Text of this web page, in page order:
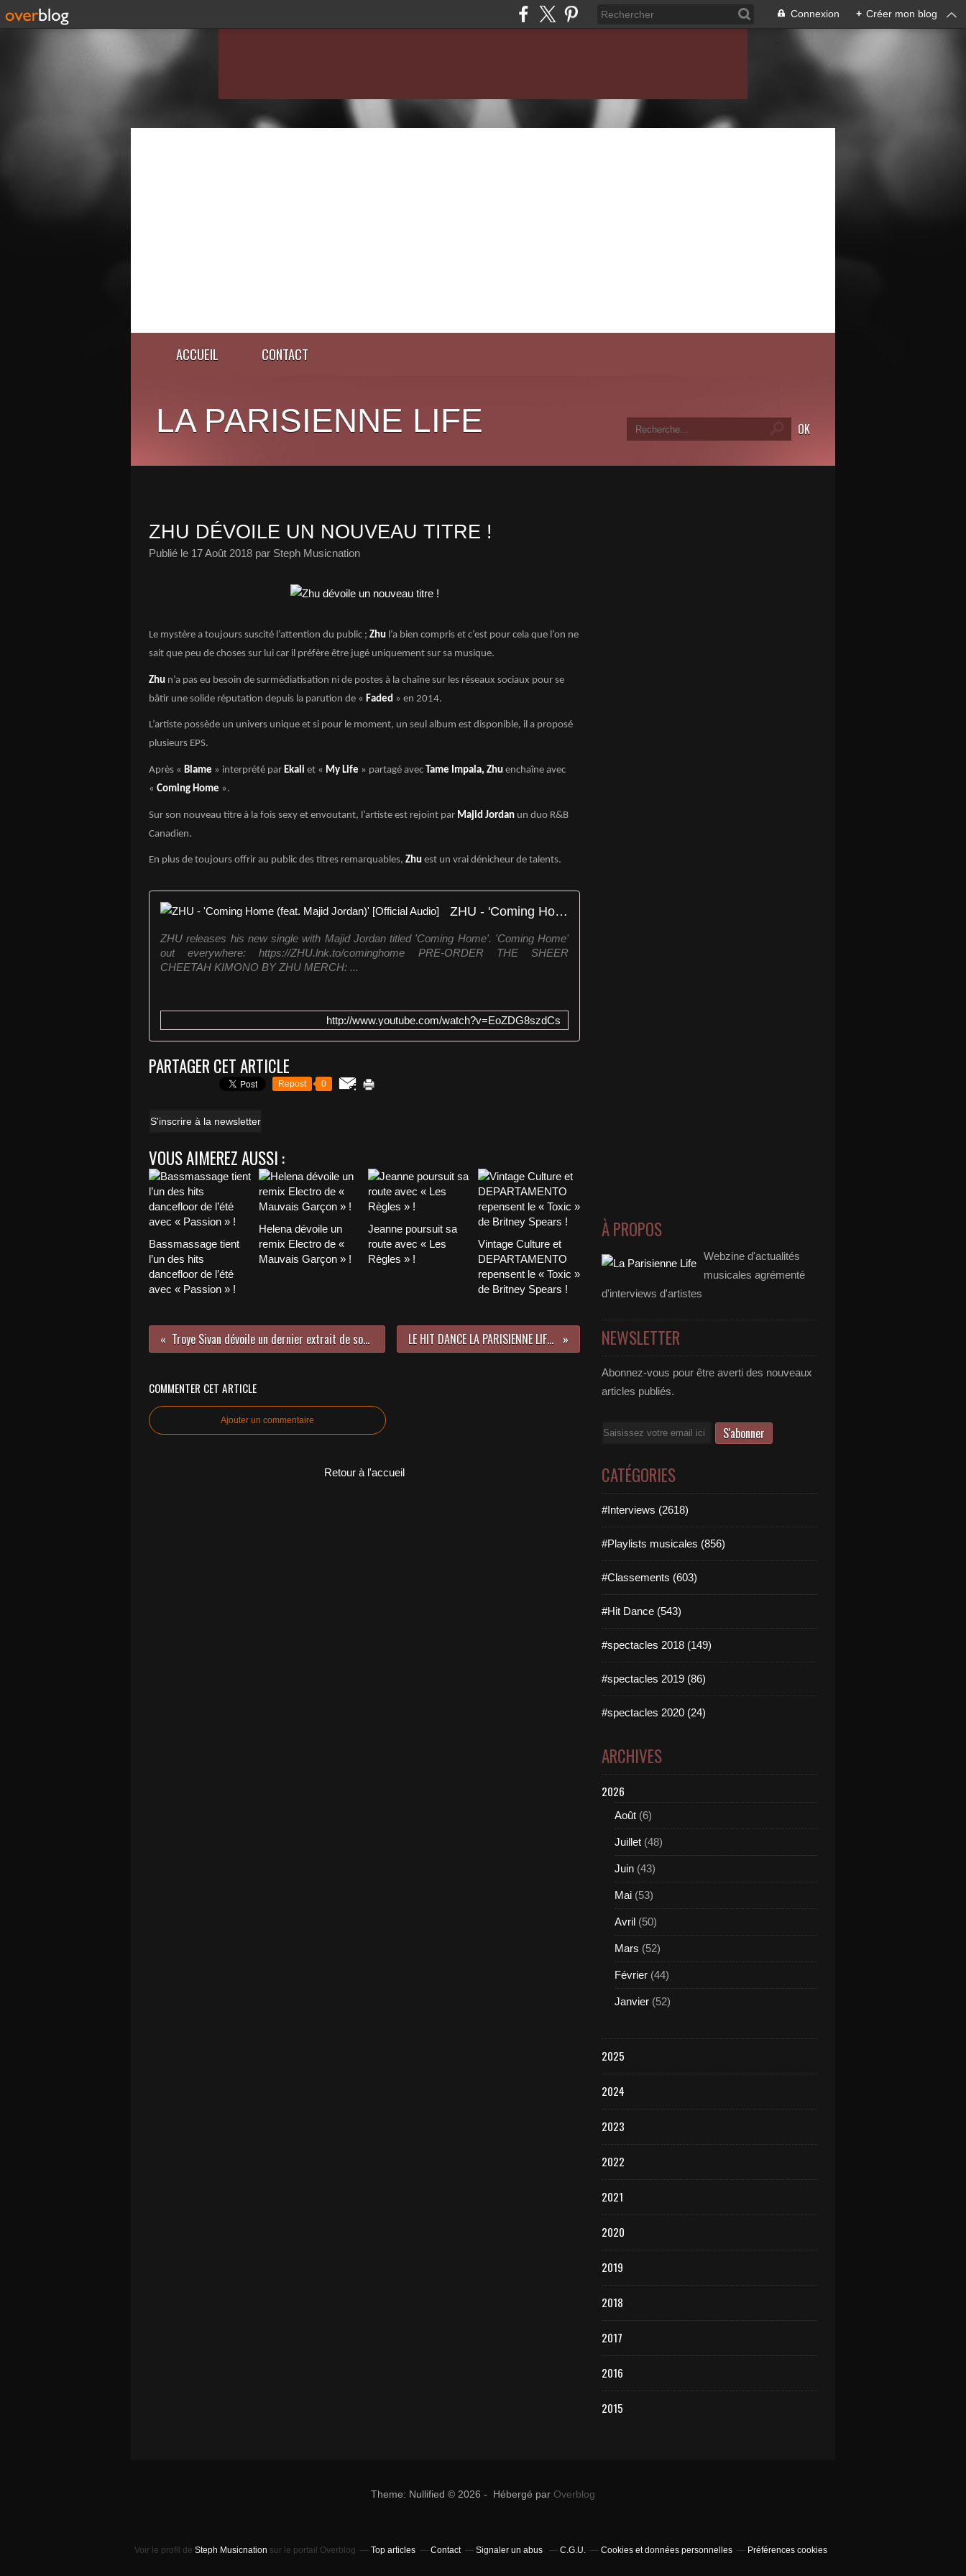
Connexion + Créer mon blog
ACCUEIL CONTACT
LA PARISIENNE LIFE
ZHU DÉVOILE UN NOUVEAU TITRE !
Publié le 17 Août 2018 par Steph Musicnation
Le mystère a toujours suscité l’attention du public ; Zhu l’a bien compris et c’est pour cela que l’on ne
sait que peu de choses sur lui car il préfère être jugé uniquement sur sa musique.
Zhu n’a pas eu besoin de surmédiatisation ni de postes à la chaîne sur les réseaux sociaux pour se
bâtir une solide réputation depuis la parution de « Faded » en 2014.
L’artiste possède un univers unique et si pour le moment, un seul album est disponible, il a proposé
plusieurs EPS.
Après « Blame » interprété par Ekali et « My Life » partagé avec Tame Impala, Zhu enchaîne avec
« Coming Home ».
Sur son nouveau titre à la fois sexy et envoutant, l’artiste est rejoint par Majid Jordan un duo R&B
Canadien.
En plus de toujours offrir au public des titres remarquables, Zhu est un vrai dénicheur de talents.
ZHU - 'Coming Home (feat. Majid Jordan)' [Official Audio]
ZHU releases his new single with Majid Jordan titled 'Coming Home'. 'Coming Home'
out everywhere: https://ZHU.lnk.to/cominghome PRE-ORDER THE SHEER
CHEETAH KIMONO BY ZHU MERCH: ...
http://www.youtube.com/watch?v=EoZDG8szdCs
PARTAGER CET ARTICLE
Repost 0
S'inscrire à la newsletter
VOUS AIMEREZ AUSSI :
Bassmassage tient
l’un des hits
dancefloor de l’été
avec « Passion » !
Helena dévoile un
remix Electro de «
Mauvais Garçon » !
Jeanne poursuit sa
route avec « Les
Règles » !
Vintage Culture et
DEPARTAMENTO
repensent le « Toxic »
de Britney Spears !
Troye Sivan dévoile un dernier extrait de son nouvel album avant sa sortie ! LE HIT DANCE LA PARISIENNE LIFE N°127 - 17 AOUT 2018
COMMENTER CET ARTICLE
Ajouter un commentaire
Retour à l'accueil
À PROPOS
Webzine d'actualités
musicales agrémenté
d'interviews d'artistes
NEWSLETTER
Abonnez-vous pour être averti des nouveaux
articles publiés.
Email
CATÉGORIES
#Interviews (2618)
#Playlists musicales (856)
#Classements (603)
#Hit Dance (543)
#spectacles 2018 (149)
#spectacles 2019 (86)
#spectacles 2020 (24)
ARCHIVES
2026
Août (6)
Juillet (48)
Juin (43)
Mai (53)
Avril (50)
Mars (52)
Février (44)
Janvier (52)
2025
2024
2023
2022
2021
2020
2019
2018
2017
2016
2015
Theme: Nullified © 2026 - Hébergé par Overblog
Voir le profil de Steph Musicnation sur le portail Overblog Top articles Contact Signaler un abus C.G.U. Cookies et données personnelles Préférences cookies